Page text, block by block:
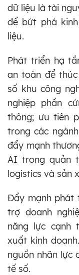
dữ liệu là tài
để bứt phá
liệu.
Phát triển hạ
an toàn để
số khu công
nghiệp phần
thông; ưu tiên
trong các
đẩy mạnh
AI trong quản
logistics và sản
Đẩy mạnh phát
trợ doanh
năng lực cạnh
xuất kinh
nguồn nhân lực
tế số.